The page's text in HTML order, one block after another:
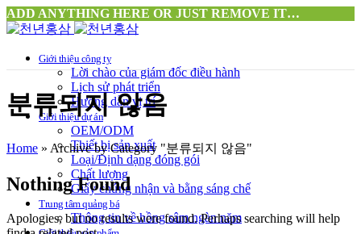
ADD ANYTHING HERE OR JUST REMOVE IT…
Giới thiệu công ty
Lời chào của giám đốc điều hành
Lịch sử phát triển
Hướng dẫn vị trí
Giới thiệu dự án
OEM/ODM
Thiết bị sản xuất
Loại/Định dạng đóng gói
Chất lượng
Giấy chứng nhận và bằng sáng chế
Trung tâm quảng bá
Thông tin về hồng sâm ngàn năm
분류되지 않음
Home » Archive by Category "분류되지 않음"
Nothing Found
Apologies, but no results were found. Perhaps searching will help